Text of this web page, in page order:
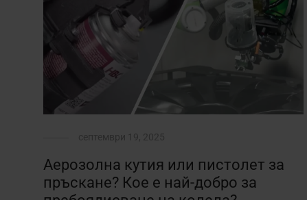
Аерозолна кутия или пистолет за
пръскане? Кое е най-добро за